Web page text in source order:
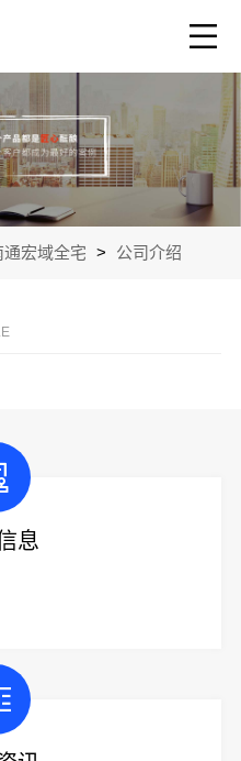
通宏域全宅 > 公司介绍
息